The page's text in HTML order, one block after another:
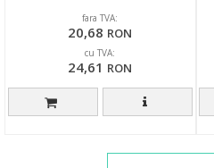
fara TVA:
20,68 RON
cu TVA:
24,61 RON